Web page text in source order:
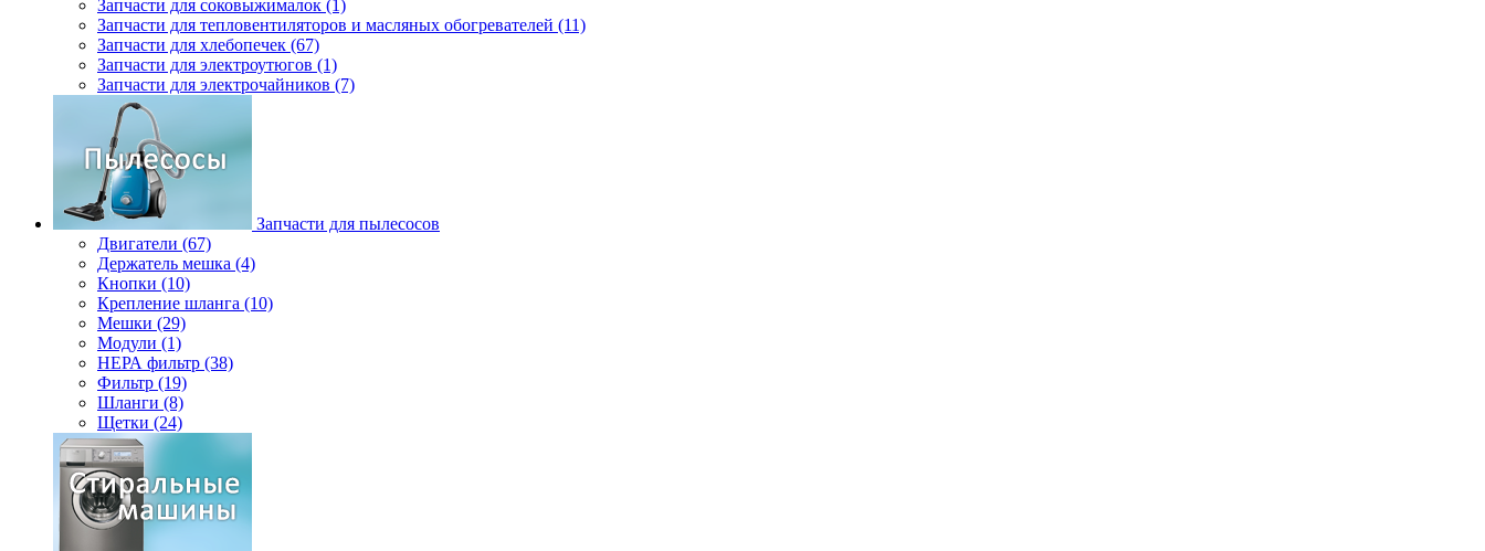
Запчасти для соковыжималок (1)
Запчасти для тепловентиляторов и масляных обогревателей (11)
Запчасти для хлебопечек (67)
Запчасти для электроутюгов (1)
Запчасти для электрочайников (7)
Запчасти для пылесосов
Двигатели (67)
Держатель мешка (4)
Кнопки (10)
Крепление шланга (10)
Мешки (29)
Модули (1)
НЕРА фильтр (38)
Фильтр (19)
Шланги (8)
Щетки (24)